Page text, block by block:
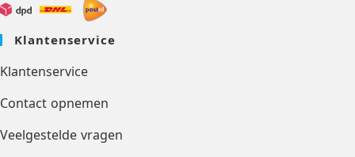
Klantenservice
Klantenservice
Contact opnemen
Veelgestelde vragen